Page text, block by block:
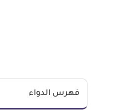
فهرس الدواء